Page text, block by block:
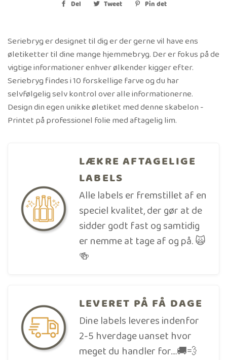
Del
Del
Tweet
TweetPin det
Seriebryg er designet til dig er der gerne vil have ens
øletiketter til dine mange hjemmebryg. Der er fokus på de
vigtige informationer enhver ølkender kigger efter.
Seriebryg findes i 10 forskellige farve og du har
selvfølgelig selv kontrol over alle informationerne.
Design din egen unikke øletiket med denne skabelon -
Printet på professionel folie med aftagelig lim.
LÆKRE AFTAGELIGE
LABELS
Alle labels er fremstillet af en
speciel kvalitet, der gør at de
sidder godt fast og samtidig
er nemme at tage af og på. 🙀
🍻
LEVERET PÅ FÅ DAGE
Dine labels leveres indenfor
2-5 hverdage uanset hvor
meget du handler for....🚚💨